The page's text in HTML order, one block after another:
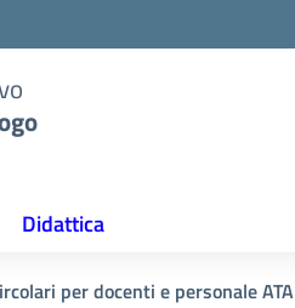
Didattica
per docenti e personale ATA